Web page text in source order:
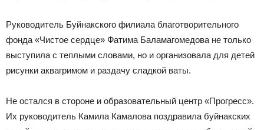
Руководитель Буйнакского филиала благотворительного
фонда «Чистое сердце» Фатима Баламагомедова не только
выступила с теплыми словами, но и организовала для детей
рисунки аквагримом и раздачу сладкой ваты.
Не остался в стороне и образовательный центр «Прогресс».
Их руководитель Камила Камалова поздравила буйнакских